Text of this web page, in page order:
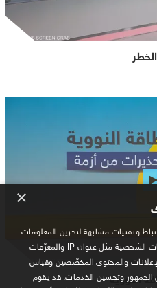
النووية
×
وتقنيات مشابهة لتخزين المعلومات
على جهازك والوصول إليها ومعالجة البيانات الشخصية مثل عنوان IP والمعرّفات
والمحتوى المخصّصين وقياس
وتحسين الخدمات. قد يقوم